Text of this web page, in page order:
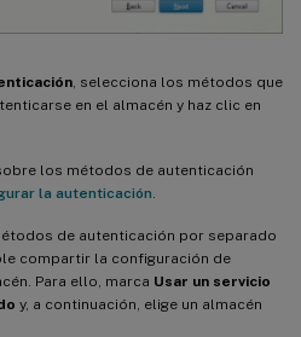
, selecciona los métodos que
en el almacén y haz clic en
los métodos de autenticación
la autenticación.
de autenticación por separado
compartir la configuración de
Para ello, marca Usar un servicio
y, a continuación, elige un almacén